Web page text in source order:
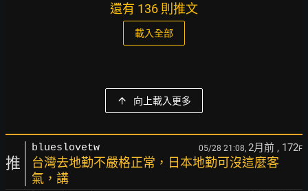
還有 136 則推文
載入全部
向上載入更多
推
blueslovetw 05/28 21:08, 2月前 , 172F
台灣去地勤不嚴格正常，日本地勤可沒這麼客
氣，講